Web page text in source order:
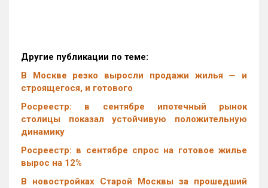
Другие публикации по теме:
В Москве резко выросли продажи жилья — и
строящегося, и готового
Росреестр: в сентябре ипотечный рынок
столицы показал устойчивую положительную
динамику
Росреестр: в сентябре спрос на готовое жилье
вырос на 12%
В новостройках Старой Москвы за прошедший